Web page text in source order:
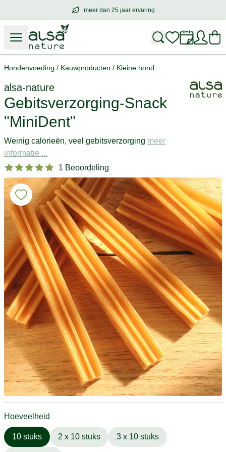
meer dan 25 jaar ervaring
meer dan25 jaar ervaring
Hondenvoeding / Kauwproducten / Kleine hond
alsa-nature
Gebitsverzorging-Snack
"MiniDent"
Weinig calorieën, veel gebitsverzorging meer
informatie ...
1 Beoordeling
Hoeveelheid
10 stuks 2 x 10 stuks 3 x 10 stuks